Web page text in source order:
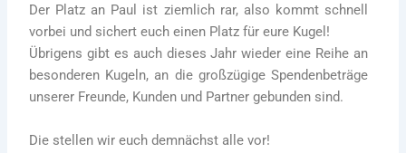
Der Platz an Paul ist ziemlich rar, also kommt schnell
vorbei und sichert euch einen Platz für eure Kugel!
Übrigens gibt es auch dieses Jahr wieder eine Reihe an
besonderen Kugeln, an die großzügige Spendenbeträge
unserer Freunde, Kunden und Partner gebunden sind.
Die stellen wir euch demnächst alle vor!